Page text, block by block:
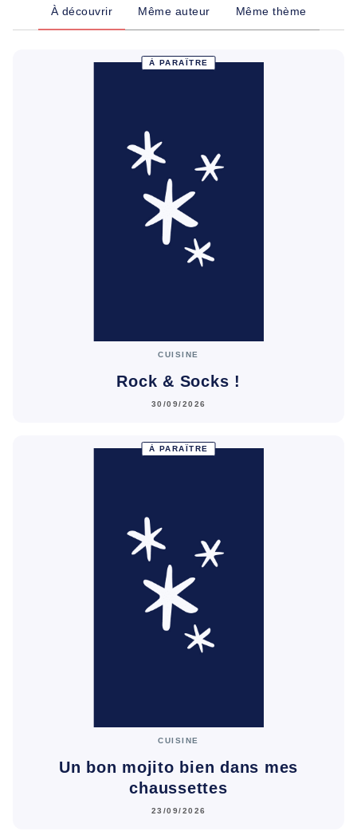
À découvrir Même auteur Même thème
À PARAÎTRE
CUISINE
Rock & Socks !
30/09/2026
À PARAÎTRE
CUISINE
Un bon mojito bien dans mes
chaussettes
23/09/2026